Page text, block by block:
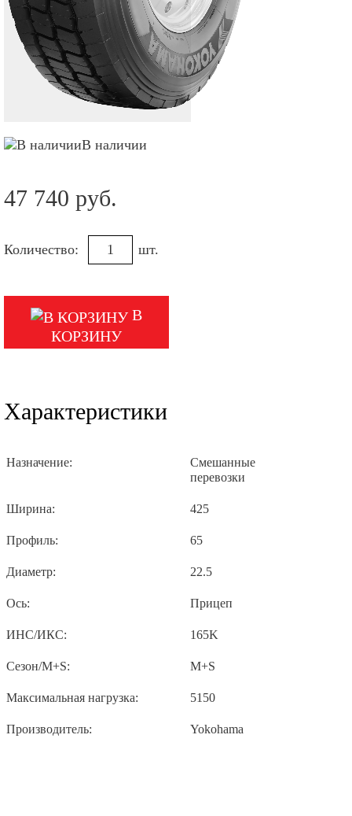
В наличии
47 740 руб.
Количество: шт.
КОРЗИНУ
Характеристики
Назначение:
Смешанные
перевозки
Ширина: 425
Профиль: 65
Диаметр: 22.5
Ось: Прицеп
ИНС/ИКС: 165K
Сезон/M+S: M+S
Максимальная нагрузка: 5150
Производитель: Yokohama